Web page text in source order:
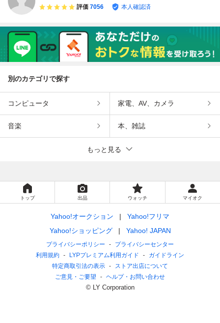
評価 7056 本人確認済
別のカテゴリで探す
コンピュータ 家電、AV、カメラ
音楽 本、雑誌
もっと見る
トップ 出品 ウォッチ マイオク
Yahoo!オークション
Yahoo!フリマ
Yahoo!ショッピング
Yahoo! JAPAN
プライバシーポリシー
プライバシーセンター
利用規約
LYPプレミアム利用ガイド
ガイドライン
特定商取引法の表示
ストア出店について
ご意見・ご要望
ヘルプ・お問い合わせ
© LY Corporation